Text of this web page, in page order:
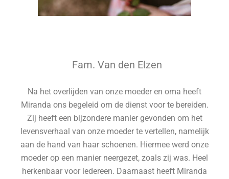
Fam. Van den Elzen
Na het overlijden van onze moeder en oma heeft
Miranda ons begeleid om de dienst voor te bereiden.
Zij heeft een bijzondere manier gevonden om het
levensverhaal van onze moeder te vertellen, namelijk
aan de hand van haar schoenen. Hiermee werd onze
moeder op een manier neergezet, zoals zij was. Heel
herkenbaar voor iedereen. Daarnaast heeft Miranda